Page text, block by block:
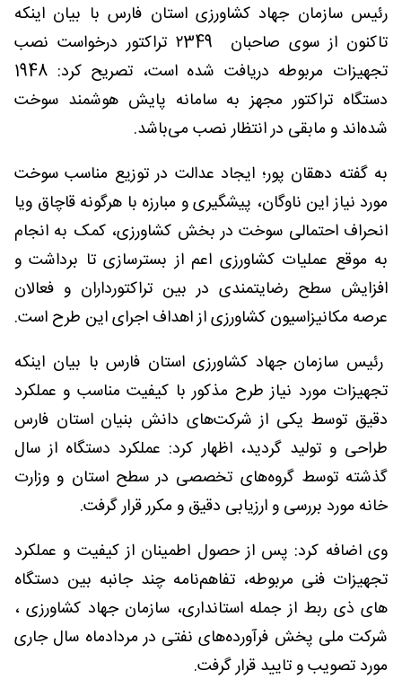
رئیس سازمان جهاد کشاورزی استان فارس با بیان اینکه
تاکنون از سوی صاحبان ۲349 تراکتور درخواست نصب
تجهیزات مربوطه دریافت شده است، تصریح کرد: 1948
دستگاه تراکتور مجهز به سامانه پایش هوشمند سوخت
شده‌اند و مابقی در انتظار نصب می‌باشد.
به گفته دهقان پور؛ ایجاد عدالت در توزیع مناسب سوخت
مورد نیاز این ناوگان، پیشگیری و مبارزه با هرگونه قاچاق ویا
انحراف احتمالی سوخت در بخش کشاورزی، کمک به انجام
به موقع عملیات کشاورزی اعم از بسترسازی تا برداشت و
افزایش سطح رضایتمندی در بین تراکتورداران و فعالان
عرصه مکانیزاسیون کشاورزی از اهداف اجرای این طرح است.
رئیس سازمان جهاد کشاورزی استان فارس با بیان اینکه
تجهیزات مورد نیاز طرح مذکور با کیفیت مناسب و عملکرد
دقیق توسط یکی از شرکت‌های دانش بنیان استان فارس
طراحی و تولید گردید، اظهار کرد: عملکرد دستگاه از سال
گذشته توسط گروه‌های تخصصی در سطح استان و وزارت
خانه مورد بررسی و ارزیابی دقیق و مکرر قرار گرفت.
وی اضافه کرد: پس از حصول اطمینان از کیفیت و عملکرد
تجهیزات فنی مربوطه، تفاهم‌نامه چند جانبه بین دستگاه
های ذی ربط از جمله استانداری، سازمان جهاد کشاورزی ،
شرکت ملی پخش فرآورده‌های نفتی در مردادماه سال جاری
مورد تصویب و تایید قرار گرفت.